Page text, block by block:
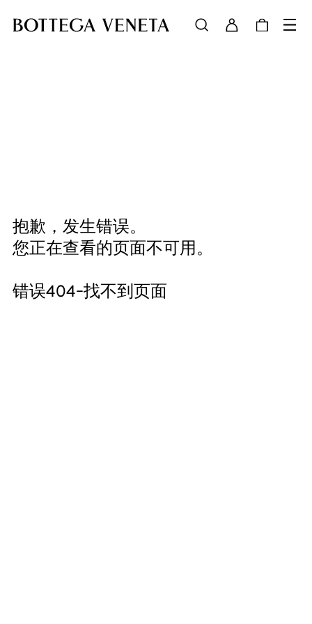
抱歉，发生错误。
您正在查看的页面不可用。
错误404-找不到页面